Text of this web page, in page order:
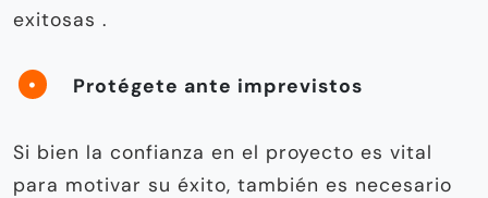
exitosas .
Protégete ante imprevistos
Si bien la confianza en el proyecto es vital
para motivar su éxito, también es necesario